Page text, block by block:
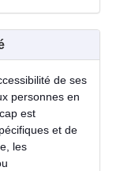
de ses
personnes en
est
et de
les